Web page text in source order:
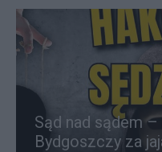
Sąd nad sądem
Bydgoszczy za